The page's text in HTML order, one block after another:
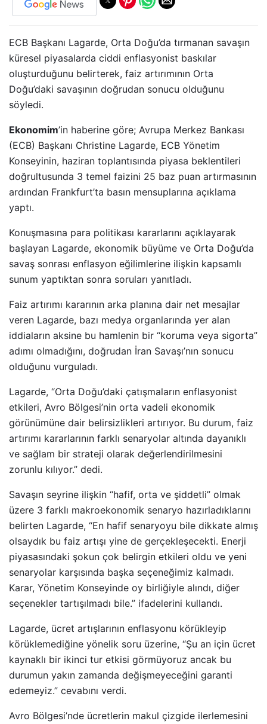
ECB Başkanı Lagarde, Orta Doğu’da tırmanan savaşın
küresel piyasalarda ciddi enflasyonist baskılar
oluşturduğunu belirterek, faiz artırımının Orta
Doğu’daki savaşının doğrudan sonucu olduğunu
söyledi.
Ekonomim’in haberine göre; Avrupa Merkez Bankası
(ECB) Başkanı Christine Lagarde, ECB Yönetim
Konseyinin, haziran toplantısında piyasa beklentileri
doğrultusunda 3 temel faizini 25 baz puan artırmasının
ardından Frankfurt’ta basın mensuplarına açıklama
yaptı.
Konuşmasına para politikası kararlarını açıklayarak
başlayan Lagarde, ekonomik büyüme ve Orta Doğu’da
savaş sonrası enflasyon eğilimlerine ilişkin kapsamlı
sunum yaptıktan sonra soruları yanıtladı.
Faiz artırımı kararının arka planına dair net mesajlar
veren Lagarde, bazı medya organlarında yer alan
iddiaların aksine bu hamlenin bir “koruma veya sigorta”
adımı olmadığını, doğrudan İran Savaşı’nın sonucu
olduğunu vurguladı.
Lagarde, “Orta Doğu’daki çatışmaların enflasyonist
etkileri, Avro Bölgesi’nin orta vadeli ekonomik
görünümüne dair belirsizlikleri artırıyor. Bu durum, faiz
artırımı kararlarının farklı senaryolar altında dayanıklı
ve sağlam bir strateji olarak değerlendirilmesini
zorunlu kılıyor.” dedi.
Savaşın seyrine ilişkin “hafif, orta ve şiddetli” olmak
üzere 3 farklı makroekonomik senaryo hazırladıklarını
belirten Lagarde, “En hafif senaryoyu bile dikkate almış
olsaydık bu faiz artışı yine de gerçekleşecekti. Enerji
piyasasındaki şokun çok belirgin etkileri oldu ve yeni
senaryolar karşısında başka seçeneğimiz kalmadı.
Karar, Yönetim Konseyinde oy birliğiyle alındı, diğer
seçenekler tartışılmadı bile.” ifadelerini kullandı.
Lagarde, ücret artışlarının enflasyonu körükleyip
körüklemediğine yönelik soru üzerine, “Şu an için ücret
kaynaklı bir ikinci tur etkisi görmüyoruz ancak bu
durumun yakın zamanda değişmeyeceğini garanti
edemeyiz.” cevabını verdi.
Avro Bölgesi’nde ücretlerin makul çizgide ilerlemesini